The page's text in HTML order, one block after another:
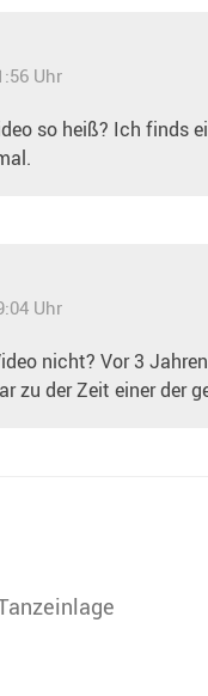
Uhr
so heiß? Ich finds
Uhr
nicht? Vor 3
zu der Zeit einer der